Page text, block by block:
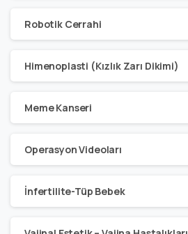
Robotik Cerrahi
Himenoplasti (Kızlık Zarı Dikimi)
Meme Kanseri
Operasyon Videoları
İnfertilite-Tüp Bebek